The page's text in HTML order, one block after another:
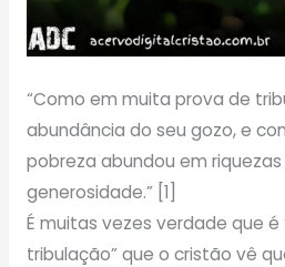
“Como em muita prova de
abundância do seu gozo, e
pobreza abundou em
generosidade.” [1]
É muitas vezes verdade que
tribulação” que o cristão vê